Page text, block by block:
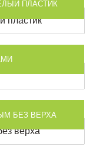
ПЛАСТИК
БЕЗ ВЕРХА